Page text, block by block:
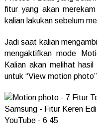
fitur yang akan
kalian lakukan sebelum
Jadi saat kalian
mengaktifkan mode
Kalian akan melihat
untuk “View motion